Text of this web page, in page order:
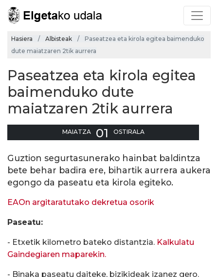
Hasiera Albisteak
Paseatzea eta kirola egitea baimenduko
dute maiatzaren 2tik aurrera
Paseatzea eta kirola egitea
baimenduko dute
maiatzaren 2tik aurrera
MAIATZA 01 OSTIRALA
Guztion segurtasunerako hainbat baldintza
bete behar badira ere, bihartik aurrera aukera
egongo da paseatu eta kirola egiteko.
EAOn argitaratutako dekretua osorik
Paseatu:
- Etxetik kilometro bateko distantzia. Kalkulatu
Gaindegiaren maparekin.
- Binaka paseatu daiteke, bizikideak izanez gero.